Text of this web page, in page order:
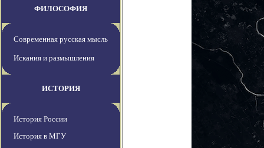
ФИЛОСОФИЯ
Современная русская мысль
Искания и размышления
ИСТОРИЯ
История России
История в МГУ